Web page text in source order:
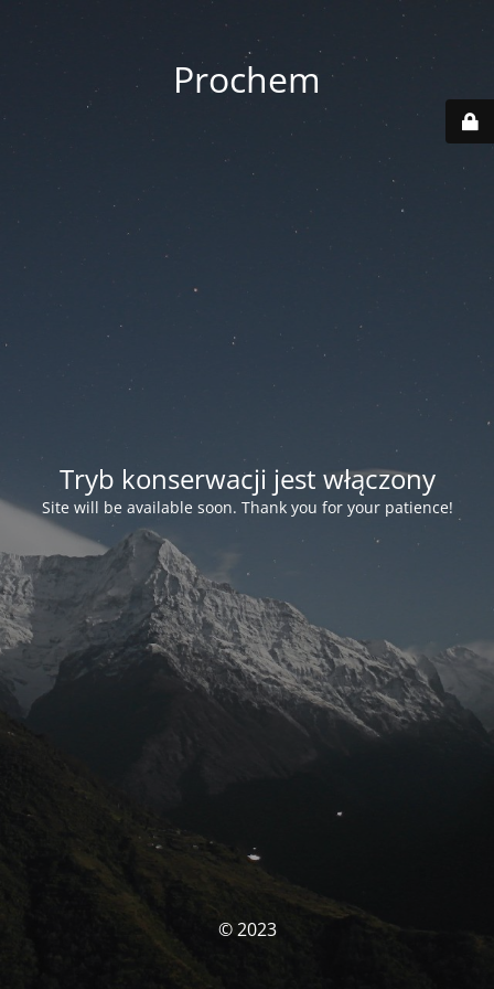
Prochem
Tryb konserwacji jest włączony
Site will be available soon. Thank you for your patience!
© 2023